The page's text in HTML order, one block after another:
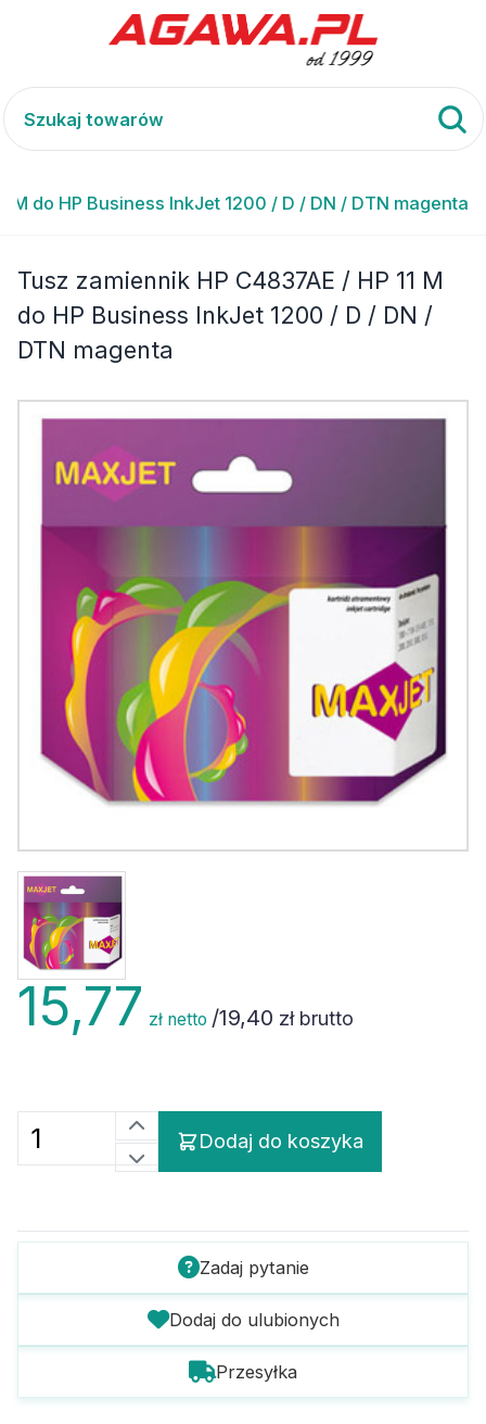
M do HP Business InkJet 1200 / D / DN / DTN magenta
Tusz zamiennik HP C4837AE / HP 11 M
do HP Business InkJet 1200 / D / DN /
DTN magenta
15,77 zł netto /19,40 zł brutto
Dodaj do koszyka
Zadaj pytanie
Dodaj do ulubionych
Przesyłka